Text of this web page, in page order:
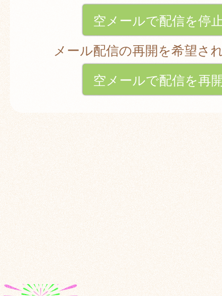
空メールで配信を停
メール配信の再開を希望さ
空メールで配信を再